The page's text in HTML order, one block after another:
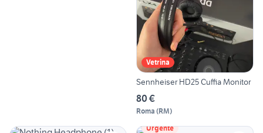
Vetrina
Sennheiser HD25 Cuffia Monitor
80 €
Roma (RM)
Urgente